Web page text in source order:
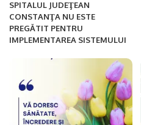
SPITALUL JUDEŢEAN
CONSTANŢA NU ESTE
PREGĂTIT PENTRU
IMPLEMENTAREA SISTEMULUI